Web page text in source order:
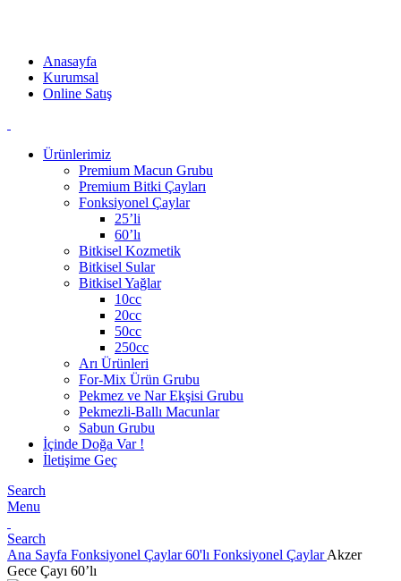
Anasayfa
Kurumsal
Online Satış
Ürünlerimiz
Premium Macun Grubu
Premium Bitki Çayları
Fonksiyonel Çaylar
25’li
60’lı
Bitkisel Kozmetik
Bitkisel Sular
Bitkisel Yağlar
10cc
20cc
50cc
250cc
Arı Ürünleri
For-Mix Ürün Grubu
Pekmez ve Nar Ekşisi Grubu
Pekmezli-Ballı Macunlar
Sabun Grubu
İçinde Doğa Var !
İletişime Geç
Search
Menu
Search
Ana Sayfa Fonksiyonel Çaylar60'lı Fonksiyonel ÇaylarAkzer
Gece Çayı 60’lı